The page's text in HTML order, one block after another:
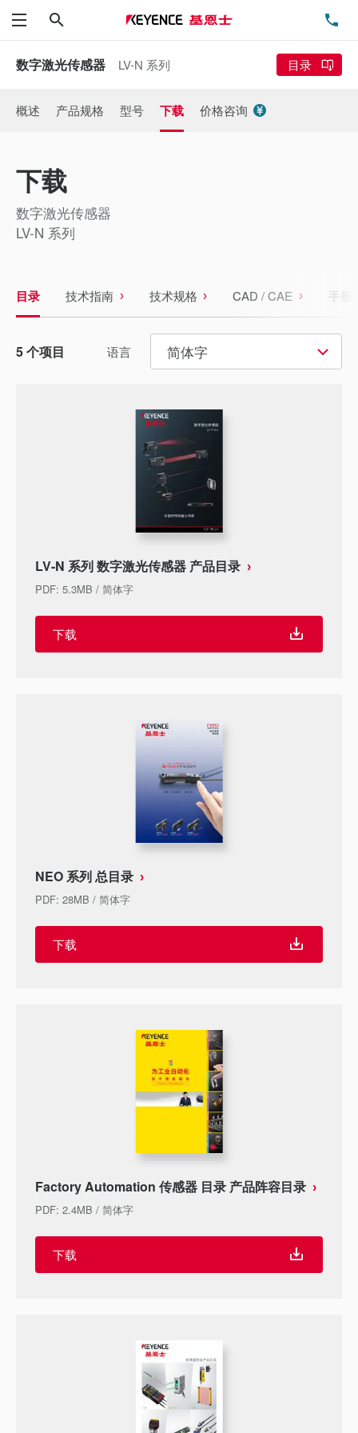
菜单
数字激光传感器 LV-N 系列 目录
概述 产品规格 型号 下载 价格咨询
下载
数字激光传感器
LV-N 系列
目录 技术指南 技术规格 CAD / CAE 手册
语言 简体字
5个项目
LV-N 系列 数字激光传感器 产品目录
PDF: 5.3MB / 简体字
下载
NEO 系列 总目录
PDF: 28MB / 简体字
下载
Factory Automation 传感器 目录 产品阵容目录
PDF: 2.4MB / 简体字
下载